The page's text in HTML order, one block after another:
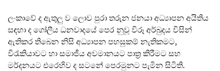
ලංකාවේ ද ඇතුලු ව ලොව පුරා තරුන ජනයා අධ්‍යාපන අයිතිය
සඳහා ද ගෝලීය ධනවාදයේ පෙර නුවූ විරූ අර්බුදය විසින්
ඇතිකර තිබෙන නිසි අධ්‍යාපන පහසුකම් නැතිකමට,
විරැකියාවට හා සමාජීය අවමානයට පාත්‍ර කිරීමට සහ
මර්දනයට එරෙහිව ද සටනේ පෙරමුනට පැමින සිටිති.